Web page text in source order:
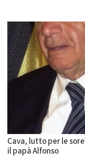
Cava, lutto per le
il papà Alfonso